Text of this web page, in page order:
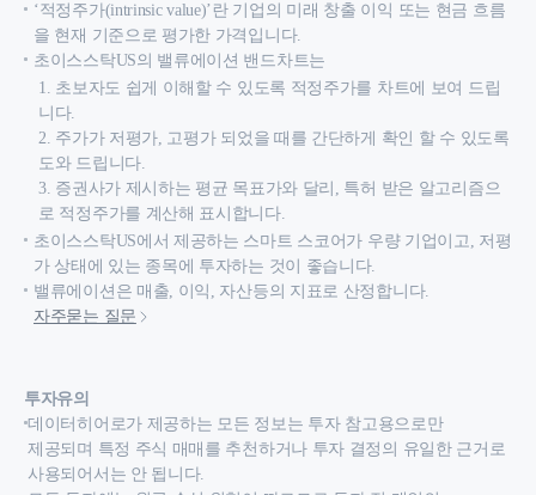
‘적정주가(intrinsic value)’란 기업의 미래 창출 이익 또는 현금 흐름
을 현재 기준으로 평가한 가격입니다.
초이스스탁US의 밸류에이션 밴드차트는
1. 초보자도 쉽게 이해할 수 있도록 적정주가를 차트에 보여 드립
니다.
2. 주가가 저평가, 고평가 되었을 때를 간단하게 확인 할 수 있도록
도와 드립니다.
3. 증권사가 제시하는 평균 목표가와 달리, 특허 받은 알고리즘으
로 적정주가를 계산해 표시합니다.
초이스스탁US에서 제공하는 스마트 스코어가 우량 기업이고, 저평
가 상태에 있는 종목에 투자하는 것이 좋습니다.
밸류에이션은 매출, 이익, 자산등의 지표로 산정합니다.
자주묻는 질문
투자유의
데이터히어로가 제공하는 모든 정보는 투자 참고용으로만
제공되며 특정 주식 매매를 추천하거나 투자 결정의 유일한 근거로
사용되어서는 안 됩니다.